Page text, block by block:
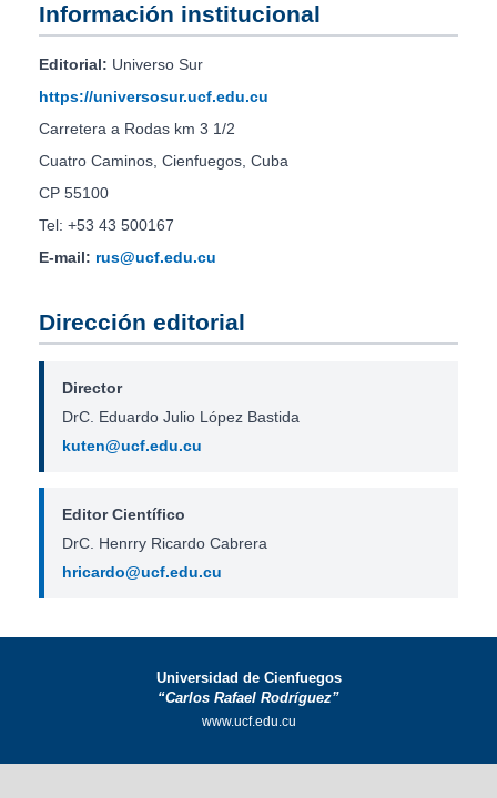
Información institucional
Editorial: Universo Sur
https://universosur.ucf.edu.cu
Carretera a Rodas km 3 1/2
Cuatro Caminos, Cienfuegos, Cuba
CP 55100
Tel: +53 43 500167
E-mail: rus@ucf.edu.cu
Dirección editorial
Director
DrC. Eduardo Julio López Bastida
kuten@ucf.edu.cu
Editor Científico
DrC. Henrry Ricardo Cabrera
hricardo@ucf.edu.cu
Universidad de Cienfuegos
“Carlos Rafael Rodríguez”
www.ucf.edu.cu